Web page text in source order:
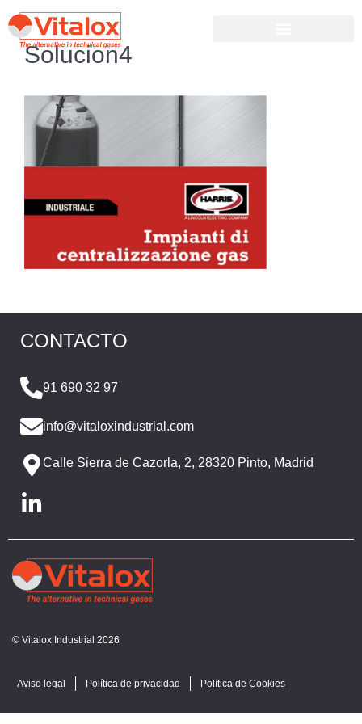
Solucion4
CONTACTO
91 690 32 97
info@vitaloxindustrial.com
Calle Sierra de Cazorla, 2, 28320 Pinto, Madrid
© Vitalox Industrial 2026
Aviso legal Política de privacidad Política de Cookies